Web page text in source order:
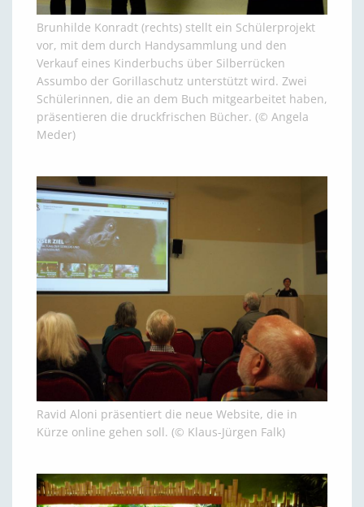
Brunhilde Konradt (rechts) stellt ein Schülerprojekt
vor, mit dem durch Handysammlung und den
Verkauf eines Kinderbuchs über Silberrücken
Assumbo der Gorillaschutz unterstützt wird. Zwei
Schülerinnen, die an dem Buch mitgearbeitet haben,
präsentieren die druckfrischen Bücher. (© Angela
Meder)
Ravid Aloni präsentiert die neue Website, die in
Kürze online gehen soll. (© Klaus-Jürgen Falk)